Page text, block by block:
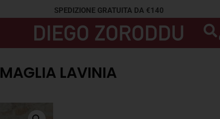
SPEDIZIONE GRATUITA DA €140
MAGLIA LAVINIA